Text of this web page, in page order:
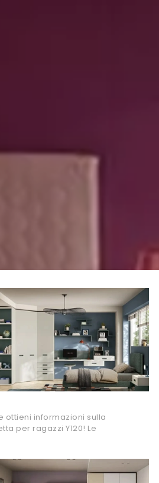
ottieni informazioni sulla
per ragazzi Y120! Le